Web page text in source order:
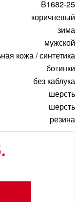
B1682-25
коричневый
зима
мужской
кожа / синтетика
ботинки
без каблука
шерсть
шерсть
резина